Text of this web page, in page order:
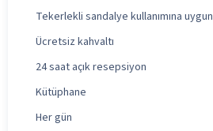
Tekerlekli sandalye kullanımına
Ücretsiz kahvaltı
24 saat açık resepsiyon
Kütüphane
Her gün